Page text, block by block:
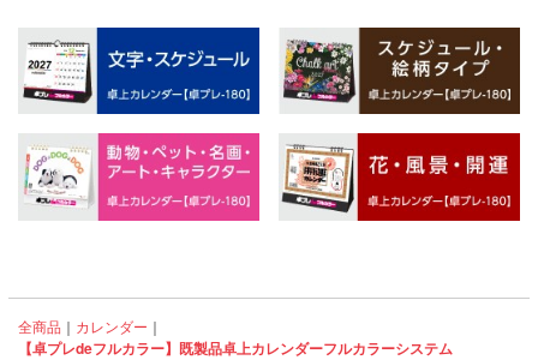
全商品 カレンダー
【卓プレdeフルカラー】既製品卓上カレンダーフルカラーシステム